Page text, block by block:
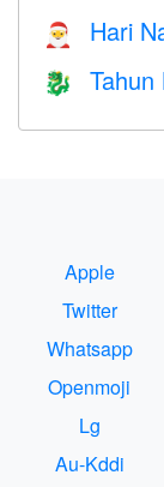
🎅 Hari
🐉
Apple
Twitter
Whatsapp
Openmoji
Lg
Au-Kddi